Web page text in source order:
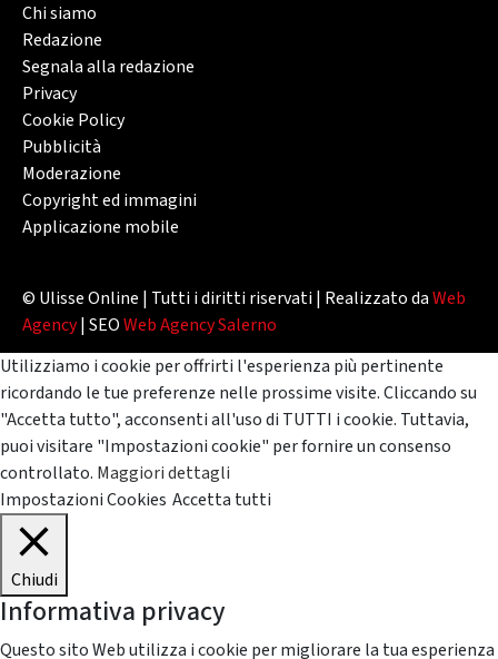
Chi siamo
Redazione
Segnala alla redazione
Privacy
Cookie Policy
Pubblicità
Moderazione
Copyright ed immagini
Applicazione mobile
© Ulisse Online | Tutti i diritti riservati | Realizzato daWeb
Agency| SEOWeb Agency Salerno
Utilizziamo i cookie per offrirti l'esperienza più pertinente
ricordando le tue preferenze nelle prossime visite. Cliccando su
"Accetta tutto", acconsenti all'uso di TUTTI i cookie. Tuttavia,
puoi visitare "Impostazioni cookie" per fornire un consenso
controllato. Maggiori dettagli
Impostazioni Cookies Accetta tutti
Chiudi
Informativa privacy
Questo sito Web utilizza i cookie per migliorare la tua esperienza